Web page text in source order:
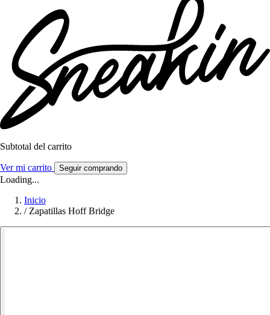
Subtotal del carrito
Ver mi carrito Seguir comprando
Loading...
Inicio
/ Zapatillas Hoff Bridge